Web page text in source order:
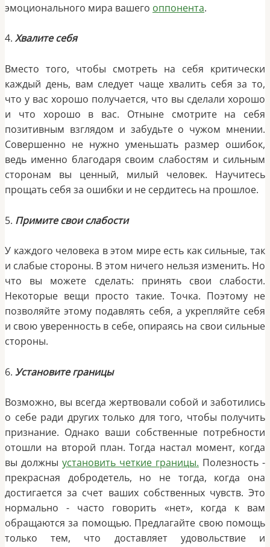
эмоционального мира вашего оппонента.
4. Хвалите себя
Вместо того, чтобы смотреть на себя критически
каждый день, вам следует чаще хвалить себя за то,
что у вас хорошо получается, что вы сделали хорошо
и что хорошо в вас. Отныне смотрите на себя
позитивным взглядом и забудьте о чужом мнении.
Совершенно не нужно уменьшать размер ошибок,
ведь именно благодаря своим слабостям и сильным
сторонам вы ценный, милый человек. Научитесь
прощать себя за ошибки и не сердитесь на прошлое.
5. Примите свои слабости
У каждого человека в этом мире есть как сильные, так
и слабые стороны. В этом ничего нельзя изменить. Но
что вы можете сделать: принять свои слабости.
Некоторые вещи просто такие. Точка. Поэтому не
позволяйте этому подавлять себя, а укрепляйте себя
и свою уверенность в себе, опираясь на свои сильные
стороны.
6. Установите границы
Возможно, вы всегда жертвовали собой и заботились
о себе ради других только для того, чтобы получить
признание. Однако ваши собственные потребности
отошли на второй план. Тогда настал момент, когда
вы должны установить четкие границы. Полезность -
прекрасная добродетель, но не тогда, когда она
достигается за счет ваших собственных чувств. Это
нормально - часто говорить «нет», когда к вам
обращаются за помощью. Предлагайте свою помощь
только тем, что доставляет удовольствие и